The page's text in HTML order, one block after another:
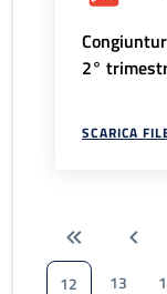
2°
SCARICA
12
13